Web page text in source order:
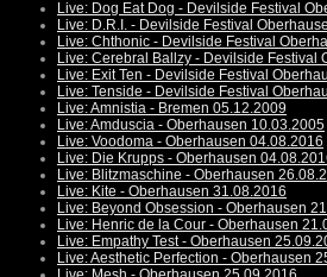
Live: Dog Eat Dog - Devilside Festival
Live: D.R.I. - Devilside Festival
Live: Chthonic - Devilside Festival
Live: Cerebral Ballzy - Devilside Festival
Live: Exit Ten - Devilside Festival
Live: Tenside - Devilside Festival
Live: Amnistia - Bremen 05.12.2009
Live: Amduscia - Oberhausen 10.03.2005
Live: Voodoma - Oberhausen 04.08.2016
Live: Die Krupps - Oberhausen
Live: Blitzmaschine - Oberhausen
Live: Kite - Oberhausen 31.08.2016
Live: Beyond Obsession - Oberhausen
Live: Henric de la Cour - Oberhausen
Live: Empathy Test - Oberhausen
Live: Aesthetic Perfection - Oberhausen